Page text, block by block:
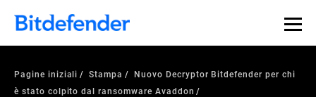
Pagine iniziali Stampa
Nuovo Decryptor Bitdefender per chi
è stato colpito dal ransomware Avaddon